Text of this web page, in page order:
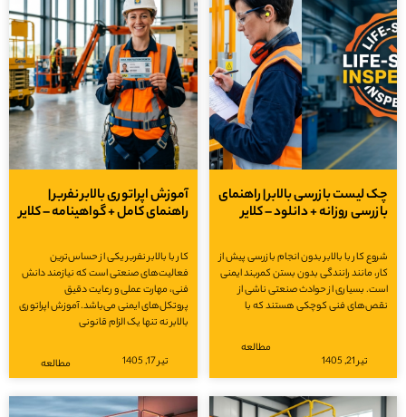
چک لیست بازرسی بالابر | راهنمای
بازرسی روزانه + دانلود – کلایر
شروع کار با بالابر بدون انجام بازرسی پیش از
کار، مانند رانندگی بدون بستن کمربند ایمنی
است. بسیاری از حوادث صنعتی ناشی از
نقص‌های فنی کوچکی هستند که با
مطالعه
تیر 21, 1405
آموزش اپراتوری بالابر نفربر |
راهنمای کامل + گواهینامه – کلایر
کار با بالابر نفربر یکی از حساس‌ترین
فعالیت‌های صنعتی است که نیازمند دانش
فنی، مهارت عملی و رعایت دقیق
پروتکل‌های ایمنی می‌باشد. آموزش اپراتوری
بالابر نه تنها یک الزام قانونی
مطالعه تیر 17, 1405